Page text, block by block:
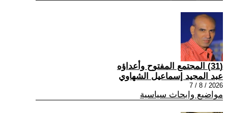
(31) المجتمع المفتوح وأعداؤه
عبد المجيد إسماعيل الشهاوي
2026 / 8 / 7
مواضيع وابحاث سياسية